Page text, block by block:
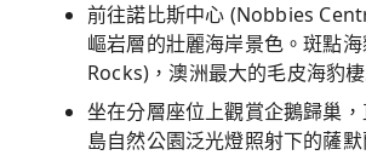
前往諾比斯中心 (Nobbies
嶇岩層的壯麗海岸景色。斑點
Rocks)，澳洲最大的毛皮海豹
坐在分層座位上觀賞企鵝歸巢
島自然公園泛光燈照射下的薩